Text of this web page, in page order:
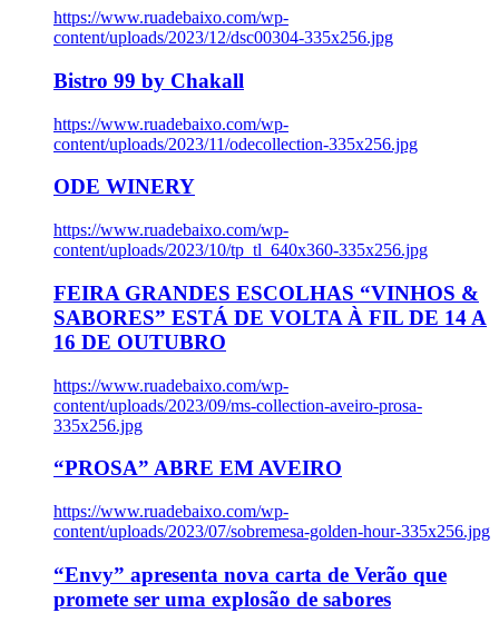
https://www.ruadebaixo.com/wp-
content/uploads/2023/12/dsc00304-335x256.jpg
Bistro 99 by Chakall
https://www.ruadebaixo.com/wp-
content/uploads/2023/11/odecollection-335x256.jpg
ODE WINERY
https://www.ruadebaixo.com/wp-
content/uploads/2023/10/tp_tl_640x360-335x256.jpg
FEIRA GRANDES ESCOLHAS “VINHOS &
SABORES” ESTÁ DE VOLTA À FIL DE 14 A
16 DE OUTUBRO
https://www.ruadebaixo.com/wp-
content/uploads/2023/09/ms-collection-aveiro-prosa-
335x256.jpg
“PROSA” ABRE EM AVEIRO
https://www.ruadebaixo.com/wp-
content/uploads/2023/07/sobremesa-golden-hour-335x256.jpg
“Envy” apresenta nova carta de Verão que
promete ser uma explosão de sabores